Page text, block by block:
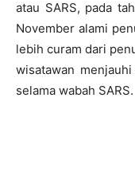
atau SARS, pada
November alami
lebih curam dari
wisatawan
selama wabah SARS.